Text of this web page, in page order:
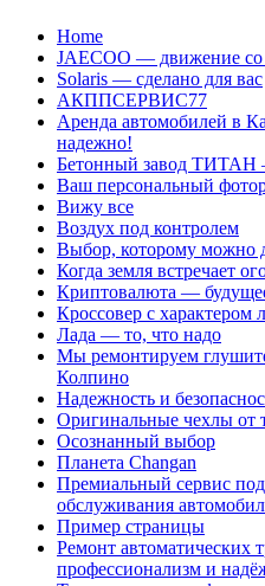
Перейти
содержанию
Home
JAECOO — движение со
Solaris — сделано для вас
АКППСЕРВИС77
Аренда автомобилей в
надежно!
Бетонный завод ТИТАН
Ваш персональный
Вижу все
Воздух под контролем
Выбор, которому можно
Когда земля встречает
Криптовалюта —
Кроссовер с характером
Лада — то, что надо
Мы ремонтируем
Колпино
Надежность и
Оригинальные чехлы от
Осознанный выбор
Планета Changan
Премиальный сервис
обслуживания
Пример страницы
Ремонт автоматических
профессионализм и